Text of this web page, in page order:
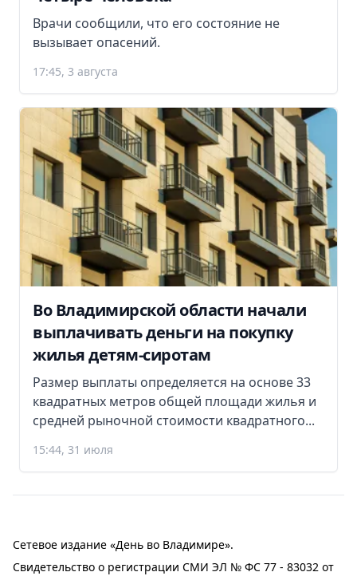
Врачи сообщили, что его состояние не
вызывает опасений.
17:45, 3 августа
Во Владимирской области начали
выплачивать деньги на покупку
жилья детям-сиротам
Размер выплаты определяется на основе 33
квадратных метров общей площади жилья и
средней рыночной стоимости квадратного...
15:44, 31 июля
Сетевое издание «День во Владимире».
Свидетельство о регистрации СМИ ЭЛ № ФС 77 - 83032 от